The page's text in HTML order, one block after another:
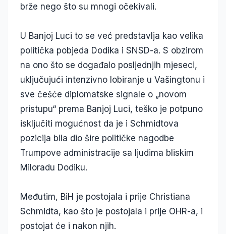
brže nego što su mnogi očekivali.
U Banjoj Luci to se već predstavlja kao velika
politička pobjeda Dodika i SNSD-a. S obzirom
na ono što se događalo posljednjih mjeseci,
uključujući intenzivno lobiranje u Vašingtonu i
sve češće diplomatske signale o „novom
pristupu“ prema Banjoj Luci, teško je potpuno
isključiti mogućnost da je i Schmidtova
pozicija bila dio šire političke nagodbe
Trumpove administracije sa ljudima bliskim
Miloradu Dodiku.
Međutim, BiH je postojala i prije Christiana
Schmidta, kao što je postojala i prije OHR-a, i
postojat će i nakon njih.